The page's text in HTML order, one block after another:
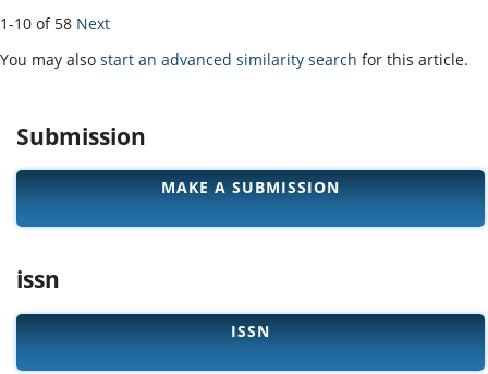
1-10 of 58 Next
You may also start an advanced similarity search for this article.
Submission
MAKE A SUBMISSION
issn
ISSN